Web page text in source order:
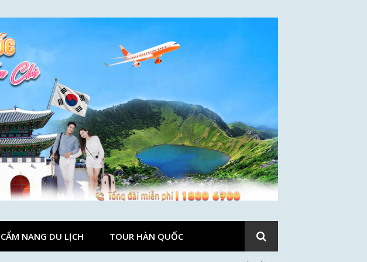
CẨM NANG DU LỊCH TOUR HÀN QUỐC